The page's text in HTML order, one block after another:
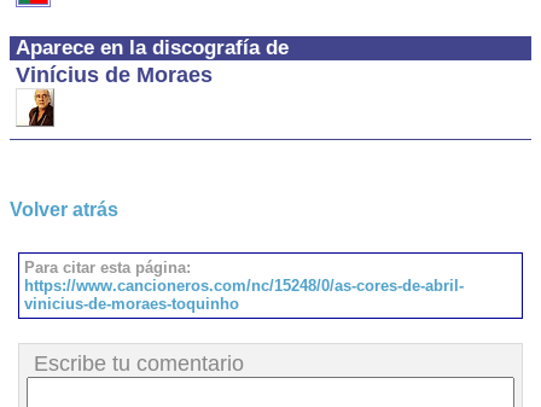
Aparece en la discografía de
Vinícius de Moraes
Volver atrás
Para citar esta página:
https://www.cancioneros.com/nc/15248/0/as-cores-de-abril-
vinicius-de-moraes-toquinho
Escribe tu comentario